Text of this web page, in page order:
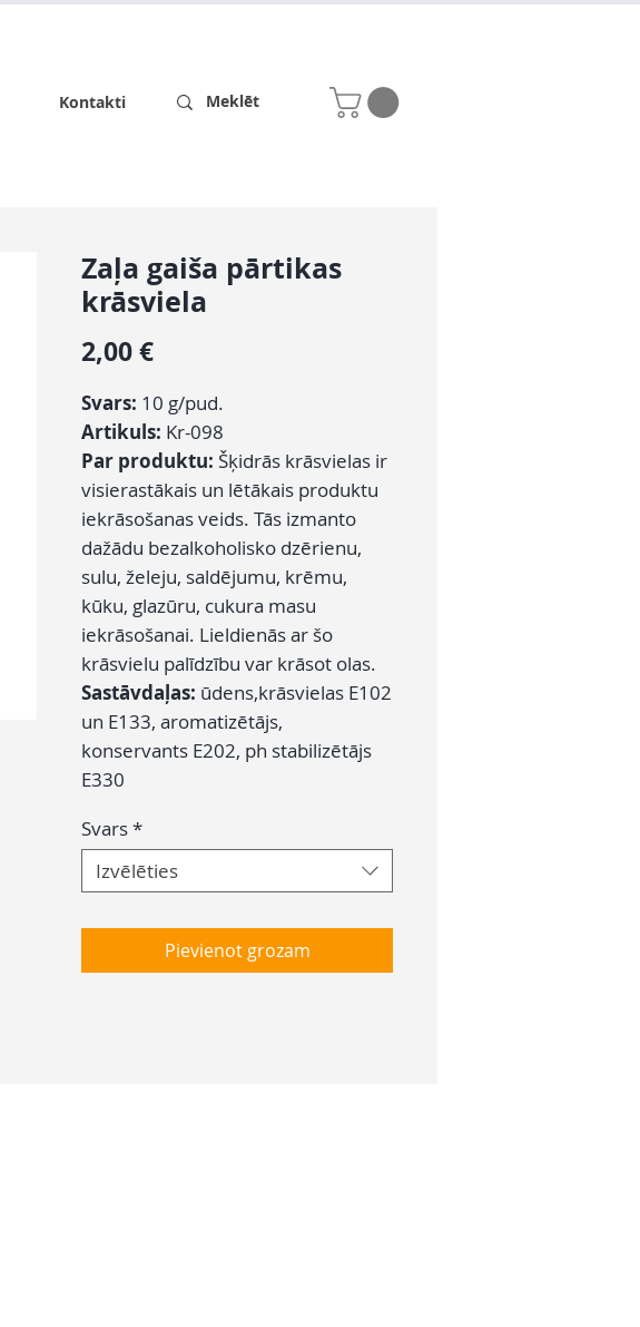
Kontakti
Zaļa gaiša pārtikas
krāsviela
2,00 €Cena
Svars: 10 g/pud.
Artikuls: Kr-098
Par produktu: Šķidrās krāsvielas ir
visierastākais un lētākais produktu
iekrāsošanas veids. Tās izmanto
dažādu bezalkoholisko dzērienu,
sulu, želeju, saldējumu, krēmu,
kūku, glazūru, cukura masu
iekrāsošanai. Lieldienās ar šo
krāsvielu palīdzību var krāsot olas.
Sastāvdaļas: ūdens,krāsvielas E102
un E133, aromatizētājs,
konservants E202, ph stabilizētājs
E330
Svars*
Izvēlēties
Pievienot grozam